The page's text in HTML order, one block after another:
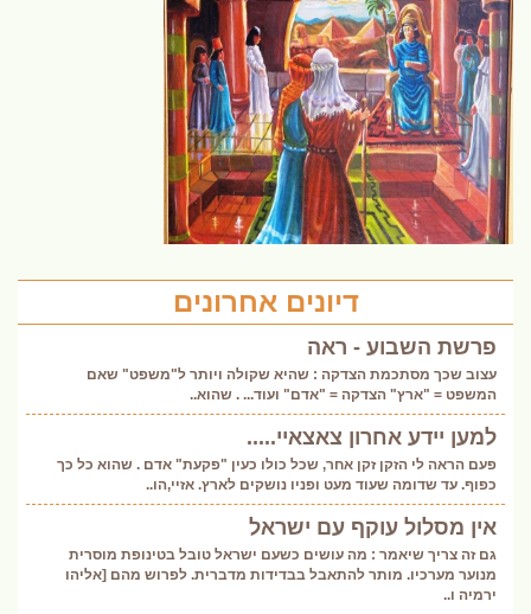
דיונים אחרונים
פרשת השבוע - ראה
עצוב שכך מסתכמת הצדקה : שהיא שקולה ויותר ל"משפט" שאם
המשפט = "ארץ" הצדקה = "אדם" ועוד... . שהוא..
למען יידע אחרון צאצאיי.....
פעם הראה לי הזקן זקן אחר, שכל כולו כעין "פקעת" אדם . שהוא כל כך
כפוף. עד שדומה שעוד מעט ופניו נושקים לארץ. אזיי,הו..
אין מסלול עוקף עם ישראל
גם זה צריך שיאמר : מה עושים כשעם ישראל טובל בטינופת מוסרית
מנוער מערכיו. מותר להתאבל בבדידות מדברית. לפרוש מהם [אליהו
ירמיה ו..